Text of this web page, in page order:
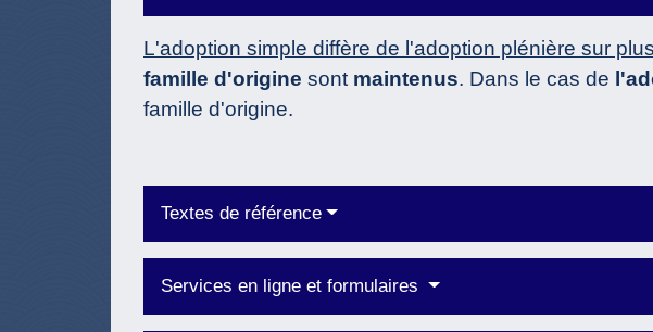
L'adoption simple diffère de l'adoption plénière sur
famille d'origine sont maintenus. Dans le cas de
famille d'origine.
Textes de référence
Services en ligne et formulaires